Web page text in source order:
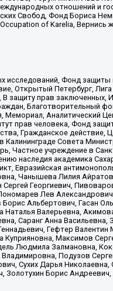
отношений и
Свобод, Фонд Бориса
of Karelia,
исследований, Фонд
Открытый Петербург, Лига
прав заключенных,
Благотворительный
Мемориал, Аналитический
прав человека, Фонд
Гражданское действие,
Совета
Частное учреждение в
наследия академика
Евразийская
Чанышева Лилия
Георгиевич,
Лев
Альбертович, Гасан
Валерьевна,
Саранг Анна Васильевна,
Гефтер Валентин
Максимов
Людмила Залмановна,
Подузов
Сухих Дарья Николаевна,
Золотухин Борис